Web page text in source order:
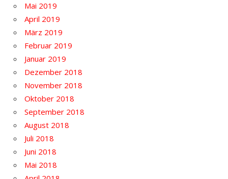
Mai 2019
April 2019
März 2019
Februar 2019
Januar 2019
Dezember 2018
November 2018
Oktober 2018
September 2018
August 2018
Juli 2018
Juni 2018
Mai 2018